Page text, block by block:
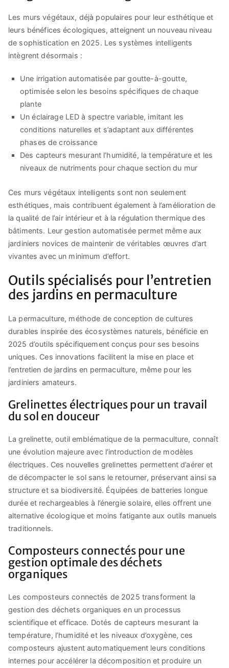
Les murs végétaux, déjà populaires pour leur esthétique et
leurs bénéfices écologiques, atteignent un nouveau niveau
de sophistication en 2025. Les systèmes intelligents
intègrent désormais :
Une irrigation automatisée par goutte-à-goutte,
optimisée selon les besoins spécifiques de chaque
plante
Un éclairage LED à spectre variable, imitant les
conditions naturelles et s’adaptant aux différentes
phases de croissance
Des capteurs mesurant l’humidité, la température et les
niveaux de nutriments pour chaque section du mur
Ces murs végétaux intelligents sont non seulement
esthétiques, mais contribuent également à l’amélioration de
la qualité de l’air intérieur et à la régulation thermique des
bâtiments. Leur gestion automatisée permet même aux
jardiniers novices de maintenir de véritables œuvres d’art
vivantes avec un minimum d’effort.
Outils spécialisés pour l’entretien
des jardins en permaculture
La permaculture, méthode de conception de cultures
durables inspirée des écosystèmes naturels, bénéficie en
2025 d’outils spécifiquement conçus pour ses besoins
uniques. Ces innovations facilitent la mise en place et
l’entretien de jardins en permaculture, même pour les
jardiniers amateurs.
Grelinettes électriques pour un travail
du sol en douceur
La grelinette, outil emblématique de la permaculture, connaît
une évolution majeure avec l’introduction de modèles
électriques. Ces nouvelles grelinettes permettent d’aérer et
de décompacter le sol sans le retourner, préservant ainsi sa
structure et sa biodiversité. Équipées de batteries longue
durée et rechargeables à l’énergie solaire, elles offrent une
alternative écologique et moins fatigante aux outils manuels
traditionnels.
Composteurs connectés pour une
gestion optimale des déchets
organiques
Les composteurs connectés de 2025 transforment la
gestion des déchets organiques en un processus
scientifique et efficace. Dotés de capteurs mesurant la
température, l’humidité et les niveaux d’oxygène, ces
composteurs ajustent automatiquement leurs conditions
internes pour accélérer la décomposition et produire un